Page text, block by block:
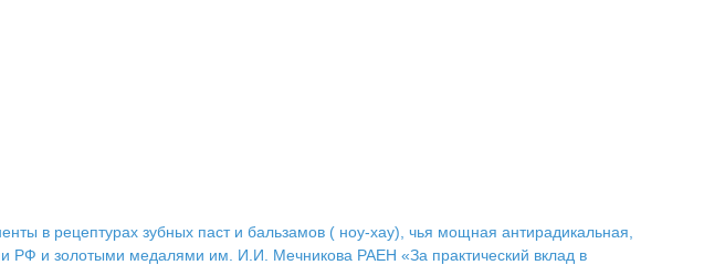
в рецептурах зубных паст и бальзамов ( ноу-хау), чья мощная антирадикальная,
РФ и золотыми медалями им. И.И. Мечникова РАЕН «За практический вклад в